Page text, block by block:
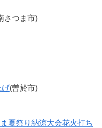
さつま市)
げ(曽於市)
夏祭り納涼大会花火打ち